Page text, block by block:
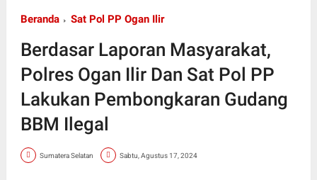
Beranda Sat Pol PP Ogan Ilir
Berdasar Laporan Masyarakat,
Polres Ogan Ilir Dan Sat Pol PP
Lakukan Pembongkaran Gudang
BBM Ilegal
Sumatera Selatan Sabtu, Agustus 17, 2024